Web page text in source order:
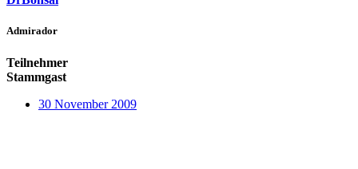
Admirador
Teilnehmer
Stammgast
30 November 2009